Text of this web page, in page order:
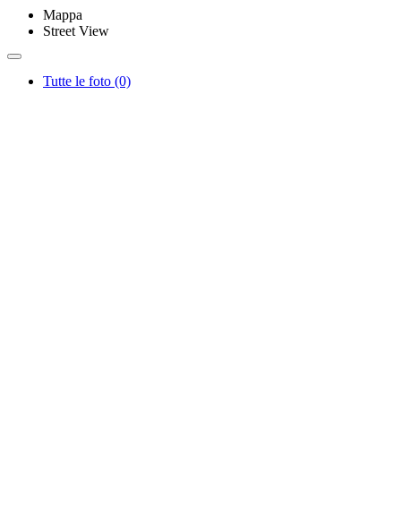
Mappa
Street View
Tutte le foto (0)